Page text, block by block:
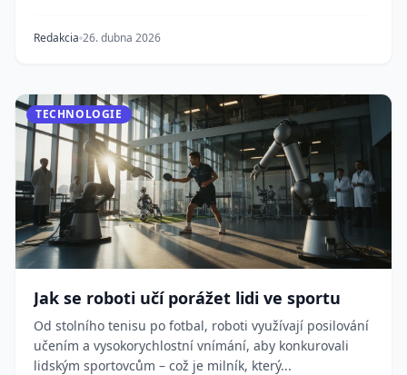
Redakcia 26. dubna 2026
TECHNOLOGIE
Jak se roboti učí porážet lidi ve sportu
Od stolního tenisu po fotbal, roboti využívají posilování
učením a vysokorychlostní vnímání, aby konkurovali
lidským sportovcům – což je milník, který...